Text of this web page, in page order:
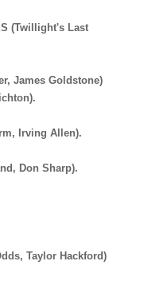
(Twillight's Last
James Goldstone)
Irving Allen).
Don Sharp).
Taylor Hackford)